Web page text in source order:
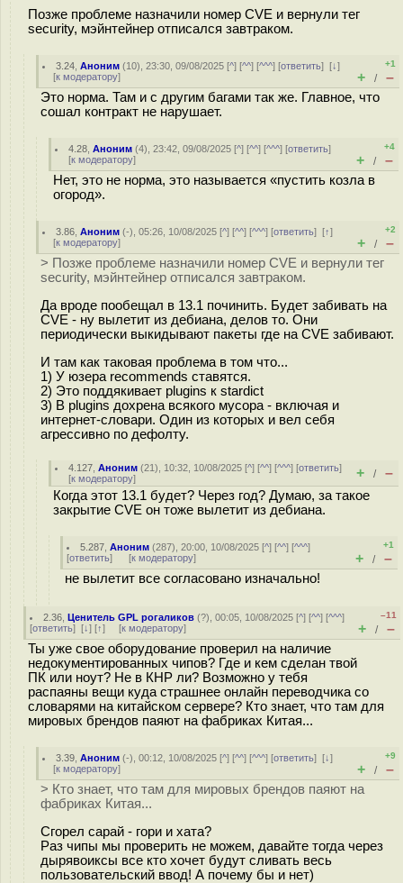
Позже проблеме назначили номер CVE и вернули тег
security, мэйнтейнер отписался завтраком.
3.24 ,Аноним (10), 23:30, 09/08/2025 [^] [^^] [^^^] [ответить][↓]
[к модератору]
+1
+ / –
Это норма. Там и с другим багами так же. Главное, что
сошал контракт не нарушает.
4.28 ,Аноним (4), 23:42, 09/08/2025 [^] [^^] [^^^] [ответить]
[к модератору]
+4
+ / –
Нет, это не норма, это называется «пустить козла в
огород».
3.86 ,Аноним (-), 05:26, 10/08/2025 [^] [^^] [^^^] [ответить][↑]
[к модератору]
+2
+ / –
> Позже проблеме назначили номер CVE и вернули тег
security, мэйнтейнер отписался завтраком.
Да вроде пообещал в 13.1 починить. Будет забивать на
CVE - ну вылетит из дебиана, делов то. Они
периодически выкидывают пакеты где на CVE забивают.
И там как таковая проблема в том что...
1) У юзера recommends ставятся.
2) Это поддякивает plugins к stardict
3) В plugins дохрена всякого мусора - включая и
интернет-словари. Один из которых и вел себя
агрессивно по дефолту.
4.127 ,Аноним (21), 10:32, 10/08/2025 [^] [^^] [^^^] [ответить]
[к модератору] + / –
Когда этот 13.1 будет? Через год? Думаю, за такое
закрытие CVE он тоже вылетит из дебиана.
5.287 ,Аноним (287), 20:00, 10/08/2025 [^] [^^] [^^^]
[ответить] [к модератору]
+1
+ / –
не вылетит все согласовано изначально!
2.36 ,Ценитель GPL рогаликов (?), 00:05, 10/08/2025 [^] [^^] [^^^]
[ответить] [↓] [↑] [к модератору]
–11
+ / –
Ты уже свое оборудование проверил на наличие
недокументированных чипов? Где и кем сделан твой
ПК или ноут? Не в КНР ли? Возможно у тебя
распаяны вещи куда страшнее онлайн переводчика со
словарями на китайском сервере? Кто знает, что там для
мировых брендов паяют на фабриках Китая...
3.39 ,Аноним (-), 00:12, 10/08/2025 [^] [^^] [^^^] [ответить][↓]
[к модератору]
+9
+ / –
> Кто знает, что там для мировых брендов паяют на
фабриках Китая...
Сгорел сарай - гори и хата?
Раз чипы мы проверить не можем, давайте тогда через
дырявоиксы все кто хочет будут сливать весь
пользовательский ввод! А почему бы и нет)